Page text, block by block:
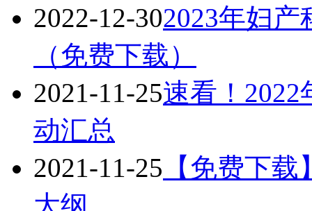
2022-12-302023年妇
（免费下载）
2021-11-25速看！
动汇总
2021-11-25 【免费下
大纲